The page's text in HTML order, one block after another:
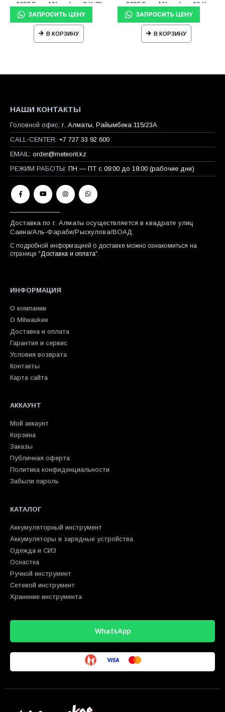
1897 5 шт Milwaukee 8 X 79
мм
В КОРЗИНУ
1897 5 шт Milwaukee 10 X
89 мм
В КОРЗИНУ
НАШИ КОНТАКТЫ
Головной офис: г. Алматы, Райымбека 115/23A
CALL-CENTER: +7 727 33 92 600
EMAIL: order@meteorit.kz
РЕЖИМ РАБОТЫ: ПН — ПТ с 09:00 до 18:00 (рабочие дни)
Доставка по г. Алматы осуществляется в квадрате улиц
Саина/Аль-Фараби/Рыскулова/ВОАД.
С подробной информацией о доставке можно ознакомиться на
странице " Доставка и оплата".
ИНФОРМАЦИЯ
О компании
О Milwaukee
Доставка и оплата
Гарантия и сервис
Условия возврата
Контакты
Карта сайта
АККАУНТ
Мой аккаунт
Корзина
Заказы
Публичная оферта
Политика конфиденциальности
Забыли пароль
КАТАЛОГ
Аккумуляторный инструмент
Аккумуляторы и зарядные устройства
Одежда и СИЗ
Оснастка
Ручной инструмент
Сетевой инструмент
Хранение инструмента
WhatsApp